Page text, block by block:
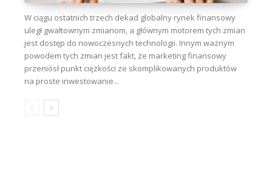
W ciągu ostatnich trzech dekad globalny rynek finansowy
uległ gwałtownym zmianom, a głównym motorem tych zmian
jest dostęp do nowoczesnych technologii. Innym ważnym
powodem tych zmian jest fakt, że marketing finansowy
przeniósł punkt ciężkości ze skomplikowanych produktów
na proste inwestowanie...